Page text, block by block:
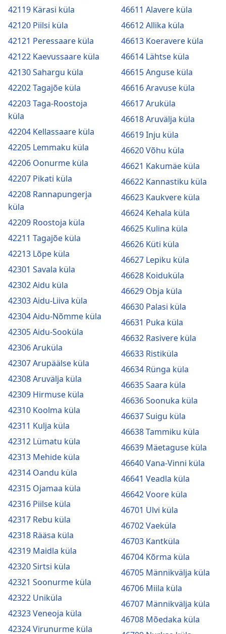
42119 Kärasi küla
42120 Piilsi küla
42121 Peressaare küla
42122 Kaevussaare küla
42130 Sahargu küla
42202 Tagajõe küla
42203 Taga-Roostoja
küla
42204 Kellassaare küla
42205 Lemmaku küla
42206 Oonurme küla
42207 Pikati küla
42208 Rannapungerja
küla
42209 Roostoja küla
42211 Tagajõe küla
42213 Lõpe küla
42301 Savala küla
42302 Aidu küla
42303 Aidu-Liiva küla
42304 Aidu-Nõmme küla
42305 Aidu-Sooküla
42306 Aruküla
42307 Arupäälse küla
42308 Aruvälja küla
42309 Hirmuse küla
42310 Koolma küla
42311 Kulja küla
42312 Lümatu küla
42313 Mehide küla
42314 Oandu küla
42315 Ojamaa küla
42316 Piilse küla
42317 Rebu küla
42318 Rääsa küla
42319 Maidla küla
42320 Sirtsi küla
42321 Soonurme küla
42322 Uniküla
42323 Veneoja küla
42324 Virunurme küla
46611 Alavere küla
46612 Allika küla
46613 Koeravere küla
46614 Lähtse küla
46615 Anguse küla
46616 Aravuse küla
46617 Aruküla
46618 Aruvälja küla
46619 Inju küla
46620 Võhu küla
46621 Kakumäe küla
46622 Kannastiku küla
46623 Kaukvere küla
46624 Kehala küla
46625 Kulina küla
46626 Küti küla
46627 Lepiku küla
46628 Koiduküla
46629 Obja küla
46630 Palasi küla
46631 Puka küla
46632 Rasivere küla
46633 Ristiküla
46634 Rünga küla
46635 Saara küla
46636 Soonuka küla
46637 Suigu küla
46638 Tammiku küla
46639 Mäetaguse küla
46640 Vana-Vinni küla
46641 Veadla küla
46642 Voore küla
46701 Ulvi küla
46702 Vaeküla
46703 Kantküla
46704 Kõrma küla
46705 Männikvälja küla
46706 Miila küla
46707 Männikvälja küla
46708 Mõedaka küla